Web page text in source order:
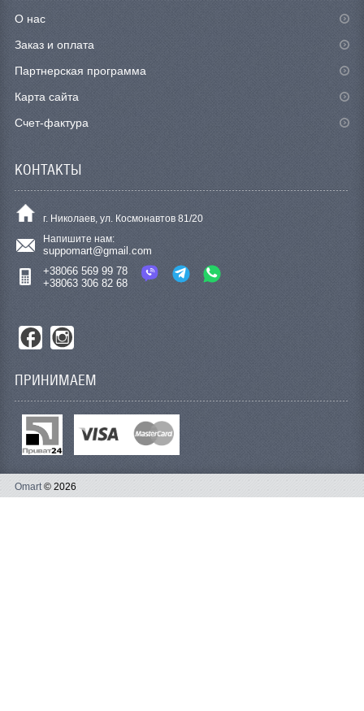
О нас
Заказ и оплата
Партнерская программа
Карта сайта
Счет-фактура
КОНТАКТЫ
г. Николаев, ул. Космонавтов 81/20
Напишите нам:
suppomart@gmail.com
+38066 569 99 78
+38063 306 82 68
ПРИНИМАЕМ
Omart© 2026